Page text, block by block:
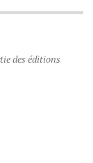
des éditions